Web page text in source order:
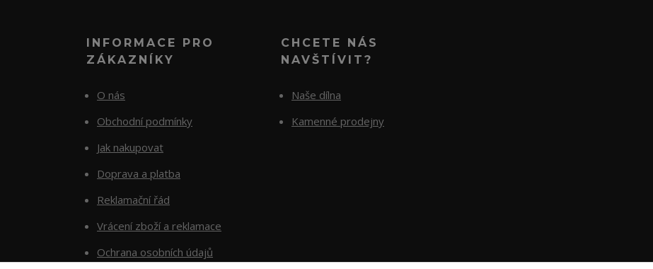
INFORMACE PRO
ZÁKAZNÍKY
O nás
Obchodní podmínky
Jak nakupovat
Doprava a platba
Reklamační řád
Vrácení zboží a reklamace
Ochrana osobních údajů
CHCETE NÁS
NAVŠTÍVIT?
Naše dílna
Kamenné prodejny